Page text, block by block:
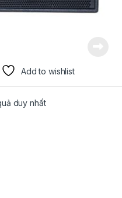
Add to wishlist
duy nhất